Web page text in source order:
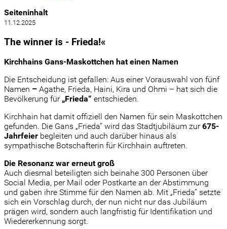
Seiteninhalt
11.12.2025
The winner is - Frieda!«
Kirchhains Gans-Maskottchen hat einen Namen
Die Entscheidung ist gefallen: Aus einer Vorauswahl von fünf
Namen – Agathe, Frieda, Haini, Kira und Ohmi – hat sich die
Bevölkerung für „Frieda“ entschieden.
Kirchhain hat damit offiziell den Namen für sein Maskottchen
gefunden. Die Gans „Frieda“ wird das Stadtjubiläum zur 675-
Jahrfeier begleiten und auch darüber hinaus als
sympathische Botschafterin für Kirchhain auftreten.
Die Resonanz war erneut groß
Auch diesmal beteiligten sich beinahe 300 Personen über
Social Media, per Mail oder Postkarte an der Abstimmung
und gaben ihre Stimme für den Namen ab. Mit „Frieda“ setzte
sich ein Vorschlag durch, der nun nicht nur das Jubiläum
prägen wird, sondern auch langfristig für Identifikation und
Wiedererkennung sorgt.